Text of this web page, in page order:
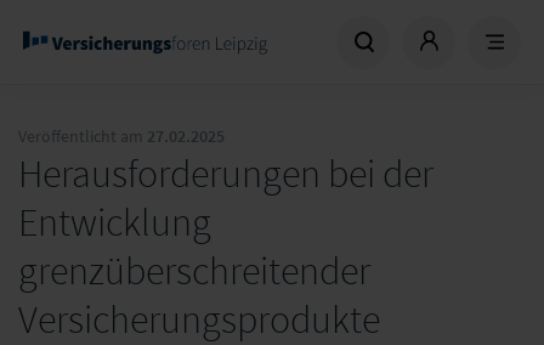
Veröffentlicht am 27.02.2025
Herausforderungen bei der
Entwicklung
grenzüberschreitender
Versicherungsprodukte